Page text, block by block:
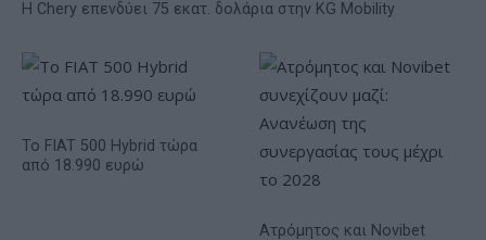
Η Chery επενδύει 75 εκατ. δολάρια στην KG Mobility
Το FIAT 500 Hybrid τώρα
από 18.990 ευρώ
Ατρόμητος και Novibet